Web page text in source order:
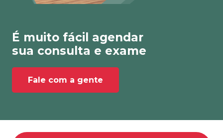
É muito fácil agendar
sua consulta e exame
Fale com a gente